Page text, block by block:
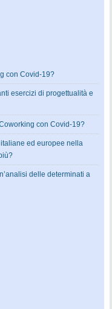
con Covid-19?
esercizi di progettualità e
con Covid-19?
ed europee nella
delle determinati a